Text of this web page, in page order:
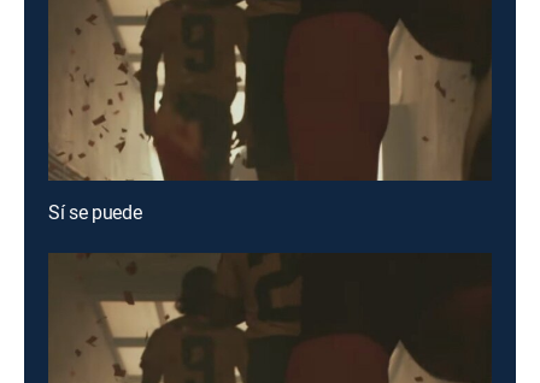
Sí se puede